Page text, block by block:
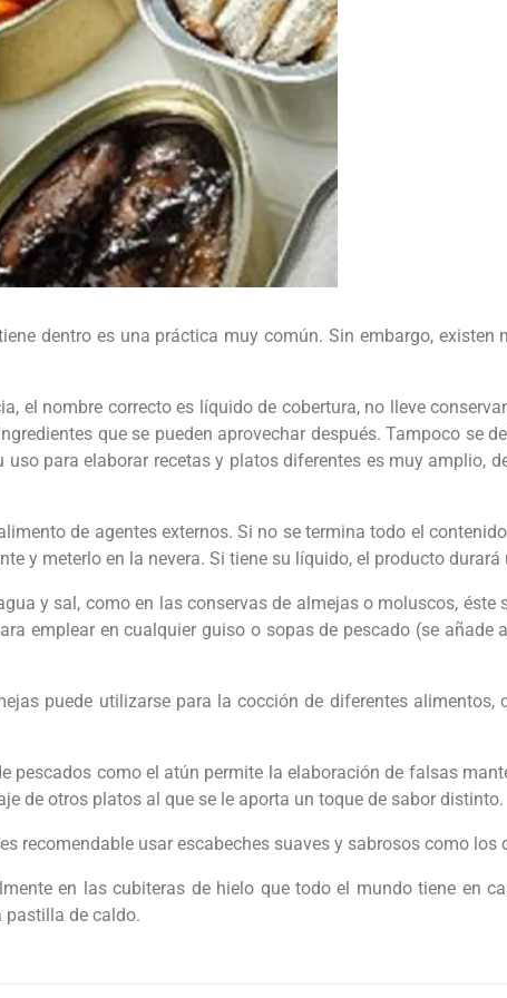
dentro es una práctica muy común. Sin embargo, existen
el nombre correcto es líquido de cobertura, no lleve
que se pueden aprovechar después. Tampoco se
para elaborar recetas y platos diferentes es muy amplio,
de agentes externos. Si no se termina todo el
y meterlo en la nevera. Si tiene su líquido, el producto
y sal, como en las conservas de almejas o moluscos, éste
emplear en cualquier guiso o sopas de pescado (se añade
puede utilizarse para la cocción de diferentes alimentos,
pescados como el atún permite la elaboración de falsas
de otros platos al que se le aporta un toque de sabor distinto.
recomendable usar escabeches suaves y sabrosos como los
en las cubiteras de hielo que todo el mundo tiene en
pastilla de caldo.